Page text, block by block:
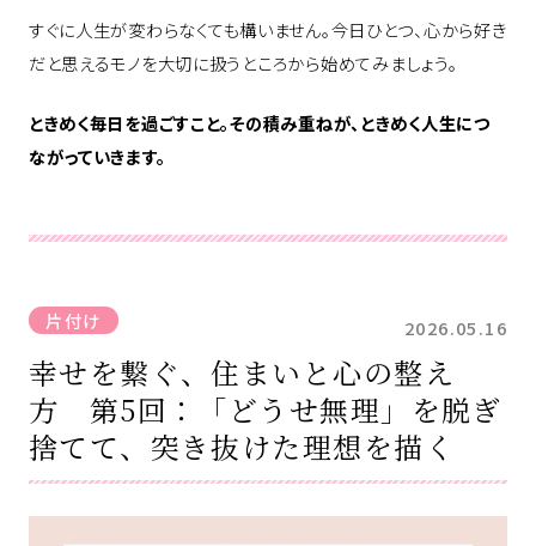
すぐに人生が変わらなくても構いません。今日ひとつ、心から好き
だと思えるモノを大切に扱うところから始めてみましょう。
ときめく毎日を過ごすこと。その積み重ねが、ときめく人生につ
ながっていきます。
片付け 2026.05.16
幸せを繋ぐ、住まいと心の整え
方 第5回：「どうせ無理」を脱ぎ
捨てて、突き抜けた理想を描く